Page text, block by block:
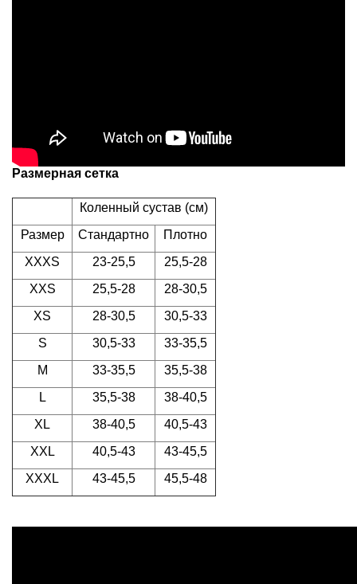
Размерная сетка
Коленный сустав (см)
Размер
Стандартно
Плотно
XXXS
23-25,5
25,5-28
XXS
25,5-28
28-30,5
XS
28-30,5
30,5-33
S
30,5-33
33-35,5
M
33-35,5
35,5-38
L
35,5-38
38-40,5
XL
38-40,5
40,5-43
XXL
40,5-43
43-45,5
XXXL
43-45,5 45,5-48